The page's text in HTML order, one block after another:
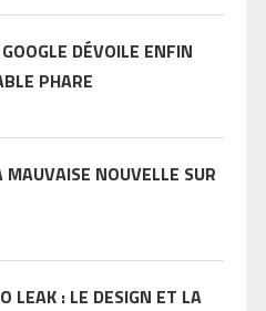
DÉVOILE ENFIN
PHARE
NOUVELLE SUR
LEAK : LE DESIGN ET LA